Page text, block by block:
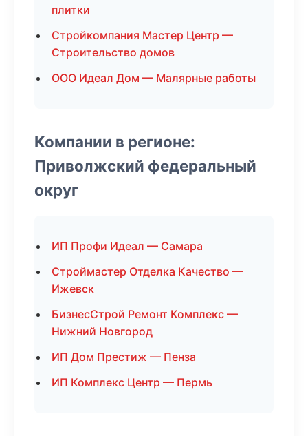
плитки
Стройкомпания Мастер Центр —
Строительство домов
ООО Идеал Дом — Малярные работы
Компании в регионе:
Приволжский федеральный
округ
ИП Профи Идеал — Самара
Строймастер Отделка Качество —
Ижевск
БизнесСтрой Ремонт Комплекс —
Нижний Новгород
ИП Дом Престиж — Пенза
ИП Комплекс Центр — Пермь